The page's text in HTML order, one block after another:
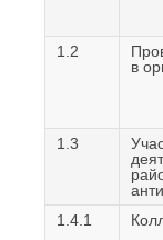
1.2
в
1.3
1.4.1